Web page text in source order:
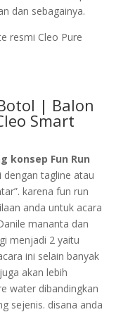
dan sebagainya.
resmi Cleo Pure
| Balon
Smart
konsep Fun Run
tagline atau
karena fun run
anda untuk acara
mananta dan
menjadi 2 yaitu
ini selain banyak
akan lebih
water dibandingkan
sejenis. disana anda